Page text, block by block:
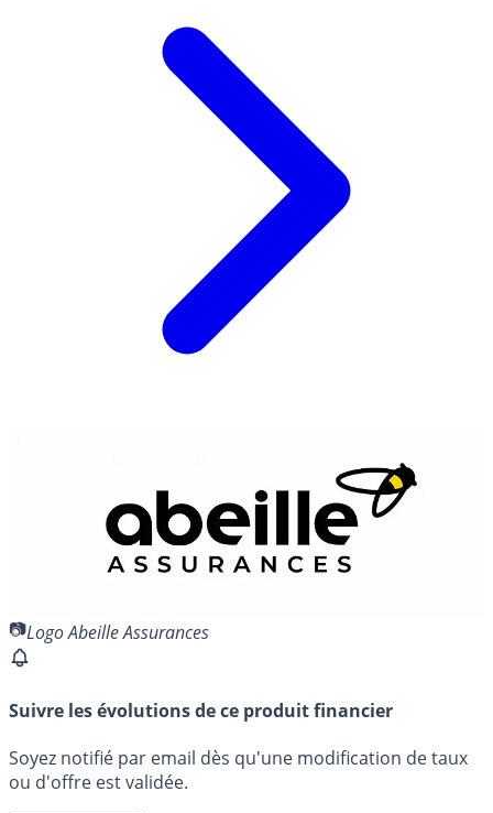
Logo Abeille Assurances
Suivre les évolutions de ce produit financier
Soyez notifié par email dès qu'une modification de taux
ou d'offre est validée.